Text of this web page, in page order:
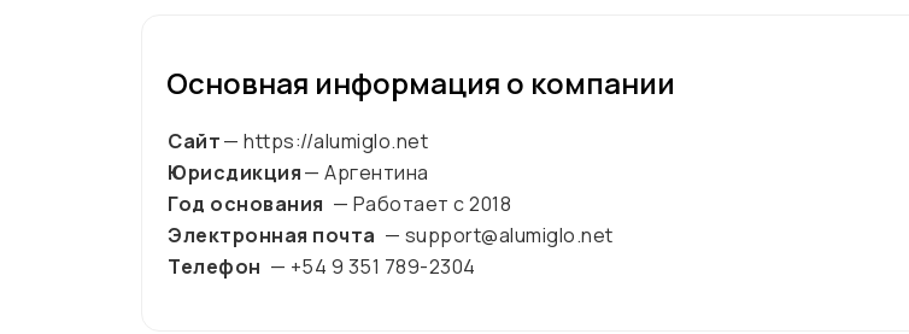
Основная информация о компании
Сайт— https://alumiglo.net
Юрисдикция— Аргентина
Год основания — Работает с2018
Электронная почта — support@alumiglo.net
Телефон — +54 9 351 789-2304